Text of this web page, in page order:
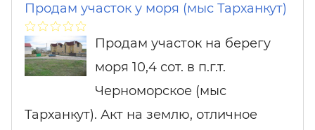
Продам участок у моря (мыс Тарханкут)
Продам участок на берегу
моря 10,4 сот. в п.г.т.
Черноморское (мыс
Тарханкут). Акт на землю, отличное